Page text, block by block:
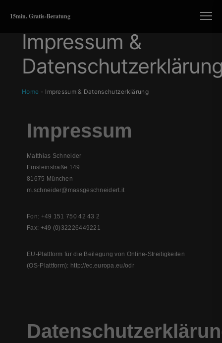
15min. Gratis-Beratung
Impressum &
Home - Impressum & Datenschutzerklärung
Impressum
Matthias Schneider
Einsteinstraße 149
81675 München
m.schneider@massgeschneidert.it
Fon: +49 151 750 42 43 2
Fax: +49 (0)32226449221
EU-Plattform für die Beilegung von Online-Streitigkeiten
(OS-Plattform): http://ec.europa.eu/odr